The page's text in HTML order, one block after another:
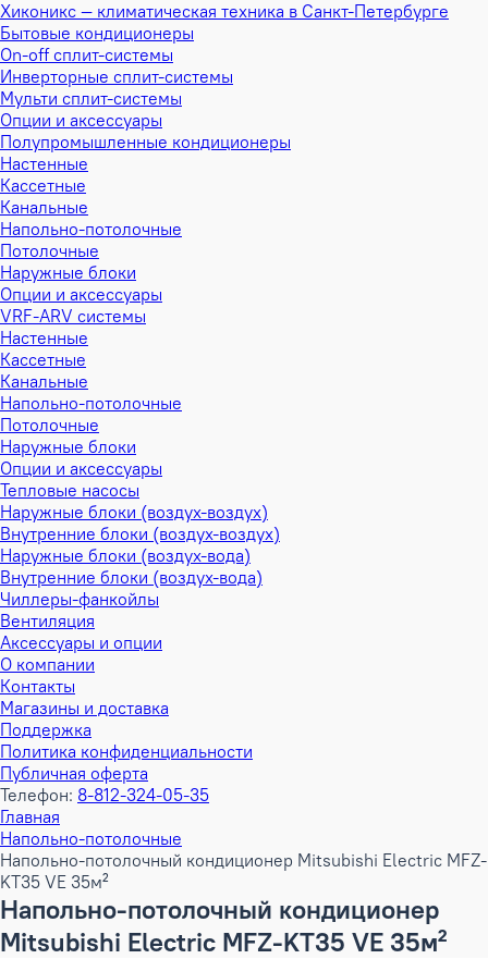
Хиконикс — климатическая техника в Санкт-Петербурге
Бытовые кондиционеры
On-off сплит-системы
Инверторные сплит-системы
Мульти сплит-системы
Опции и аксессуары
Полупромышленные кондиционеры
Настенные
Кассетные
Канальные
Напольно-потолочные
Потолочные
Наружные блоки
Опции и аксессуары
VRF-ARV системы
Настенные
Кассетные
Канальные
Напольно-потолочные
Потолочные
Наружные блоки
Опции и аксессуары
Тепловые насосы
Наружные блоки (воздух-воздух)
Внутренние блоки (воздух-воздух)
Наружные блоки (воздух-вода)
Внутренние блоки (воздух-вода)
Чиллеры-фанкойлы
Вентиляция
Аксессуары и опции
О компании
Контакты
Магазины и доставка
Поддержка
Политика конфиденциальности
Публичная оферта
Телефон: 8-812-324-05-35
Главная
Напольно-потолочные
Напольно-потолочный кондиционер Mitsubishi Electric MFZ-
KT35 VE 35м²
Напольно-потолочный кондиционер
Mitsubishi Electric MFZ-KT35 VE 35м²